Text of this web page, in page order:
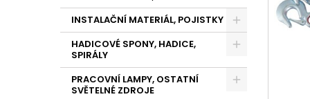
INSTALAČNÍ MATERIÁL, POJISTKY
HADICOVÉ SPONY, HADICE,
SPIRÁLY
PRACOVNÍ LAMPY, OSTATNÍ
SVĚTELNÉ ZDROJE